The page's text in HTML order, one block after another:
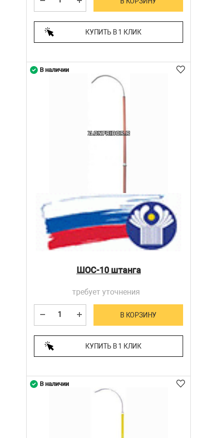
КУПИТЬ В 1 КЛИК
ШОС-10 штанга
требует уточнения
В КОРЗИНУ
КУПИТЬ В 1 КЛИК
В наличии
В наличии